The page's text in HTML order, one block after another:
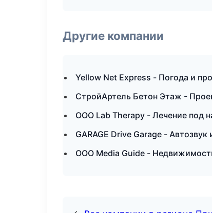
Другие компании
Yellow Net Express - Погода и
СтройАртель Бетон Этаж -
ООО Lab Therapy - Лечение под
GARAGE Drive Garage -
ООО Media Guide -